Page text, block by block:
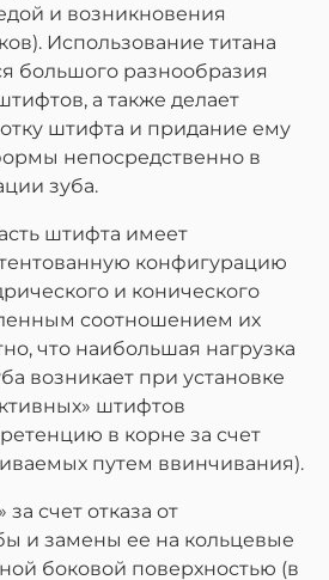
и возникновения
Использование титана
большого разнообразия
а также делает
штифта и придание ему
непосредственно в
зуба.
штифта имеет
конфигурацию
и конического
соотношением их
что наибольшая нагрузка
возникает при установке
штифтов
в корне за счет
путем ввинчивания).
счет отказа от
и замены ее на кольцевые
боковой поверхностью (в